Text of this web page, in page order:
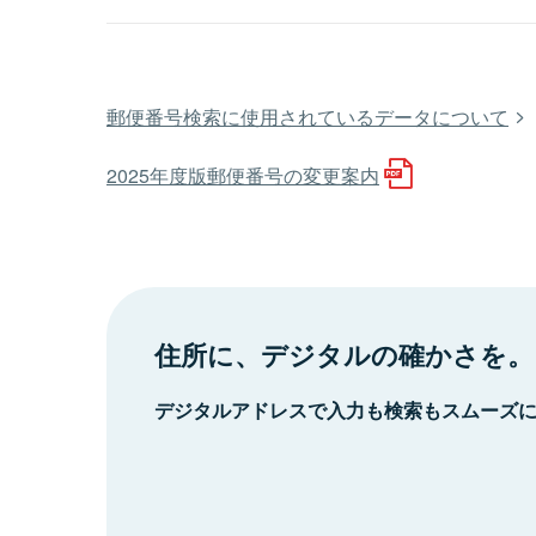
郵便番号検索に使用されているデータについて
2025年度版郵便番号の変更案内
住所に、デジタルの確かさを。
デジタルアドレスで入力も検索もスムーズ